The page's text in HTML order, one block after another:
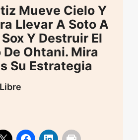
Mueve Cielo Y
Llevar A Soto A
Y Destruir El
De Ohtani. Mira
Su Estrategia